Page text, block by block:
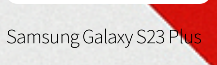
Samsung Galaxy S23 Plus